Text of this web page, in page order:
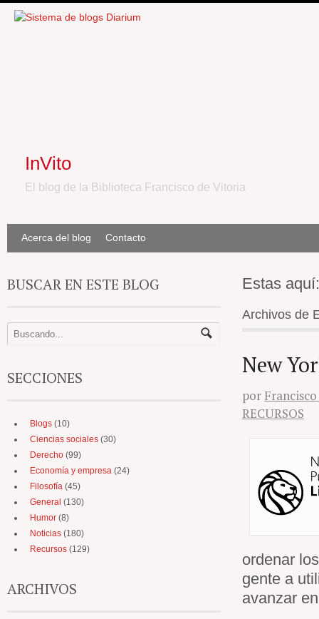
InVito
El blog de la Biblioteca Francisco de Vitoria
Acerca del blog Contacto
Estas aquí:
Archivos de
New
por
RECURSOS
ordenar
gente a
avanzar
BUSCAR EN ESTE BLOG
SECCIONES
Blogs (10)
Ciencias sociales (30)
Derecho (99)
Economía y empresa (24)
Filosofía (45)
General (130)
Humor (8)
Noticias (180)
Recursos (129)
ARCHIVOS